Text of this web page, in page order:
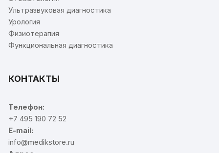
Ультразвуковая диагностика
Урология
Физиотерапия
Функциональная диагностика
КОНТАКТЫ
Телефон:
+7 495 190 72 52
E-mail:
info@medikstore.ru